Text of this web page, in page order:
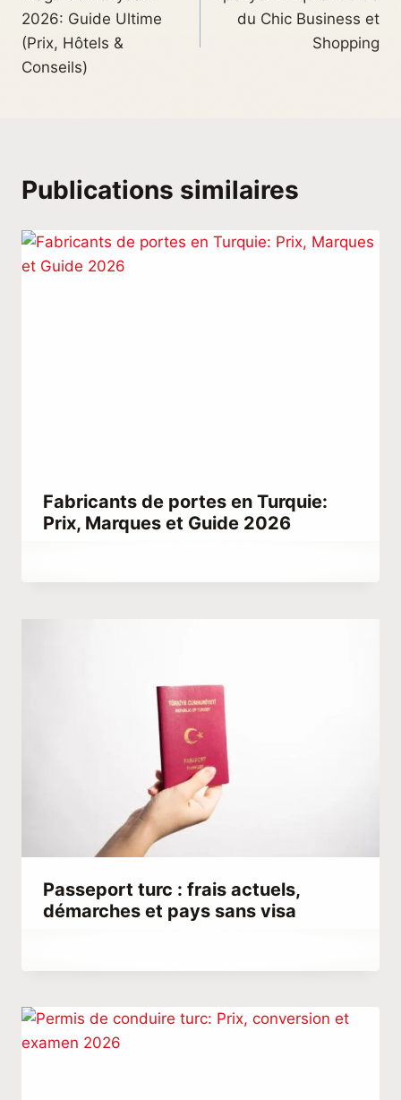
2026: Guide Ultime
(Prix, Hôtels &
Conseils)
du Chic Business et
Shopping
Publications similaires
Fabricants de portes en Turquie:
Prix, Marques et Guide 2026
Passeport turc : frais actuels,
démarches et pays sans visa